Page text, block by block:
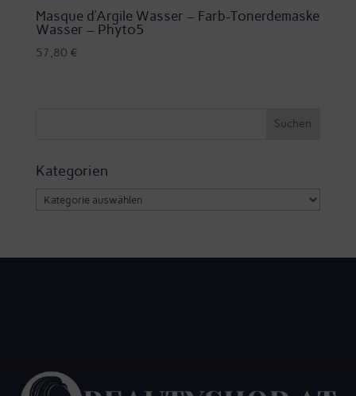
Masque d’Argile Wasser – Farb-Tonerdemaske
Wasser – Phyto5
57,80 €
Kategorien
Kategorien